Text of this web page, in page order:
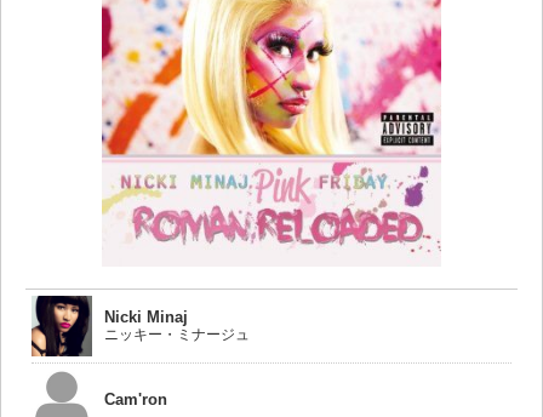
Nicki Minaj
ニッキー・ミナージュ
Cam'ron